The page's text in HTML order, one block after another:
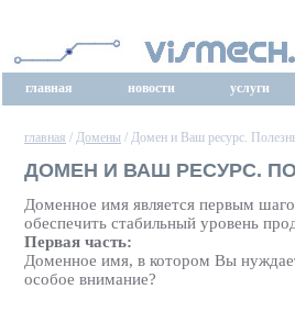
главная новости услуги
главная / Домены / Домен и Ваш ресурс.
ДОМЕН И ВАШ РЕСУРС.
Доменное имя является первым
обеспечить стабильный уровень
Первая часть:
Доменное имя, в котором Вы
особое внимание?